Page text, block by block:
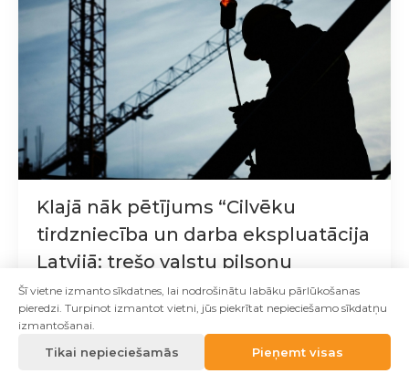
Klajā nāk pētījums “Cilvēku
tirdzniecība un darba ekspluatācija
Latvijā: trešo valstu pilsoņu
ievainojamība, vervēšanas
metodes un institucionālie
izaicinājumi”
Šī vietne izmanto sīkdatnes, lai nodrošinātu labāku pārlūkošanas
pieredzi. Turpinot izmantot vietni, jūs piekrītat nepieciešamo sīkdatņu
izmantošanai.
Tikai nepieciešamās Pieņemt visas